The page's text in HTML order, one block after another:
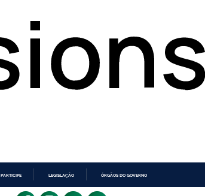
PARTICIPE LEGISLAÇÃO ÓRGÃOS DO GOVERNO